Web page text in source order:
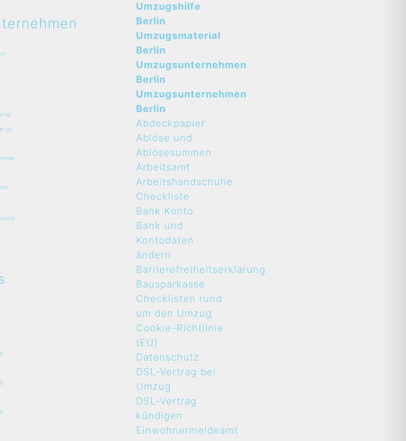
in
Umzugshilfe
Berlin
Umzugsmaterial
Berlin
Umzugsunternehmen
Berlin
Umzugsunternehmen
Berlin
Abdeckpapier
Ablöse und
Ablösesummen
Arbeitsamt
Arbeitshandschuhe
Checkliste
Bank Konto
Bank und
Kontodaten
ändern
Barrierefreiheitserklärung
Bausparkasse
Checklisten rund
um den Umzug
Cookie-Richtlinie
(EU)
Datenschutz
DSL-Vertrag bei
Umzug
DSL-Vertrag
kündigen
Einwohnermeldeamt